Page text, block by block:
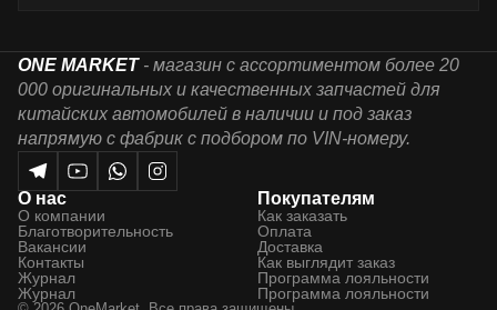
ONE MARKET - магазин с ассортиментом более 20
000 оригинальных и качественных запчастей для
китайских автомобилей в наличии и под заказ
напрямую с фабрик с подбором по VIN-номеру.
О нас
О компании
Благотворительность
Вакансии
Контакты
Журнал
Журнал
Покупателям
Как заказать
Оплата
Доставка
Как выглядит заказ
Программа лояльности
Программа лояльности